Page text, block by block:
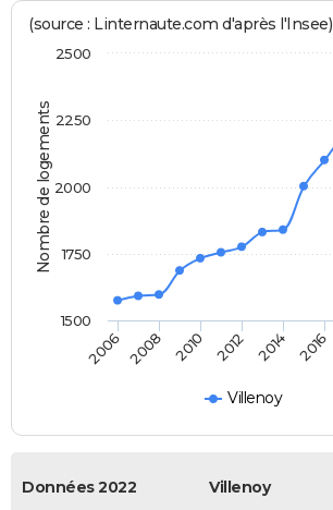
Nombre de logements
(source : Linternaute.com d'après l'Insee)
Villenoy
2006 2008 2010 2012 2014 2016
1500
1750
2000
2250
2500
Données 2022 Villenoy